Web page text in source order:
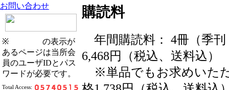
お問い合わせ
※
の表示が
あるページは当所会
員のユーザIDとパス
ワードが必要です。
Total Access:
購読料
年間購読料： 4冊（季
6,468円（税込、送料込）
※単品でもお求めいた